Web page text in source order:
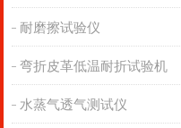
耐磨擦试验仪
弯折皮革低温耐折试验机
水蒸气透气测试仪